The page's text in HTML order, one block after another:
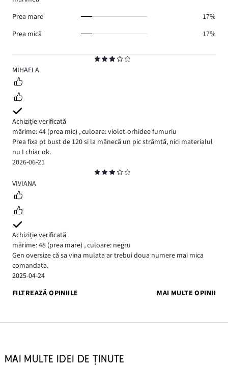
3
MIHAELA
Achiziție verificată
mărime: 44 (prea mic) ,culoare: violet-orhidee fumuriu
Prea fixa pt bust de 120 si la mânecă un pic strâmtă, nici materialul
nu I chiar ok.
2026-06-21
3
VIVIANA
Achiziție verificată
mărime: 48 (prea mare) ,culoare: negru
Gen oversize că sa vina mulata ar trebui doua numere mai mica
comandata.
2025-04-24
FILTREAZĂ OPINIILE
MAI MULTE OPINII
Prea mare
17%
Prea mică
17%
MAI MULTE IDEI DE ȚINUTE